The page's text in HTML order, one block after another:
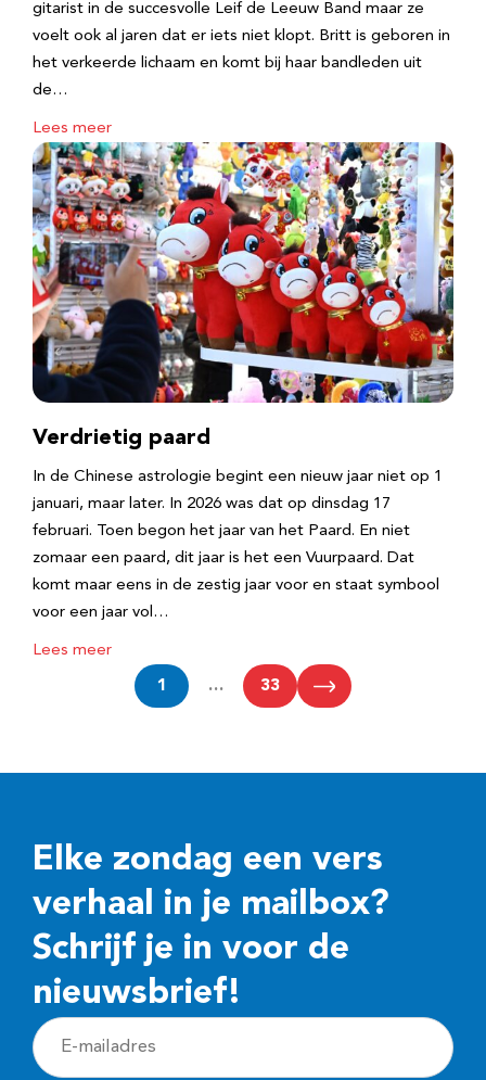
gitarist in de succesvolle Leif de Leeuw Band maar ze
voelt ook al jaren dat er iets niet klopt. Britt is geboren in
het verkeerde lichaam en komt bij haar bandleden uit
de…
Lees meer
Verdrietig paard
In de Chinese astrologie begint een nieuw jaar niet op 1
januari, maar later. In 2026 was dat op dinsdag 17
februari. Toen begon het jaar van het Paard. En niet
zomaar een paard, dit jaar is het een Vuurpaard. Dat
komt maar eens in de zestig jaar voor en staat symbool
voor een jaar vol…
Lees meer
1 … 33
Elke zondag een vers
verhaal in je mailbox?
Schrijf je in voor de
nieuwsbrief!
E
-